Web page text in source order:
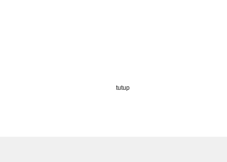
tutup